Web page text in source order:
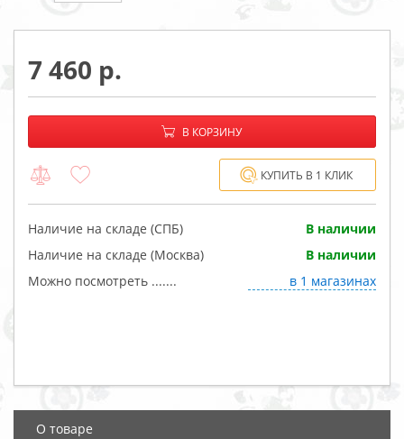
7 460
−
В КОРЗИНУ
КУПИТЬ В 1 КЛИК
Наличие на складе (СПБ)
В наличии
Наличие на складе (Москва)
В наличии
Можно посмотреть .......
в 1 магазинах
О товаре